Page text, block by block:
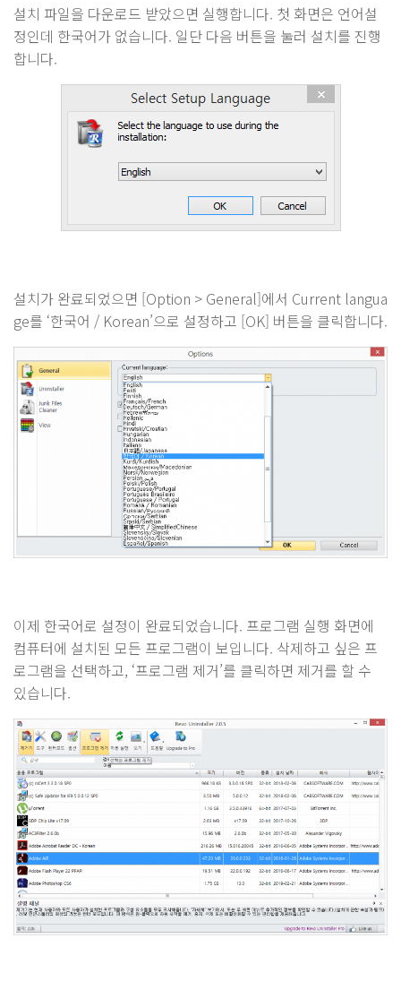
설치 파일을 다운로드 받았으면 실행합니다. 첫 화면은 언어설
정인데 한국어가 없습니다. 일단 다음 버튼을 눌러 설치를 진행
합니다.
설치가 완료되었으면 [Option > General]에서 Current langua
ge를 ‘한국어 / Korean’으로 설정하고 [OK] 버튼을 클릭합니다.
이제 한국어로 설정이 완료되었습니다. 프로그램 실행 화면에
컴퓨터에 설치된 모든 프로그램이 보입니다. 삭제하고 싶은 프
로그램을 선택하고, ‘프로그램 제거’를 클릭하면 제거를 할 수
있습니다.